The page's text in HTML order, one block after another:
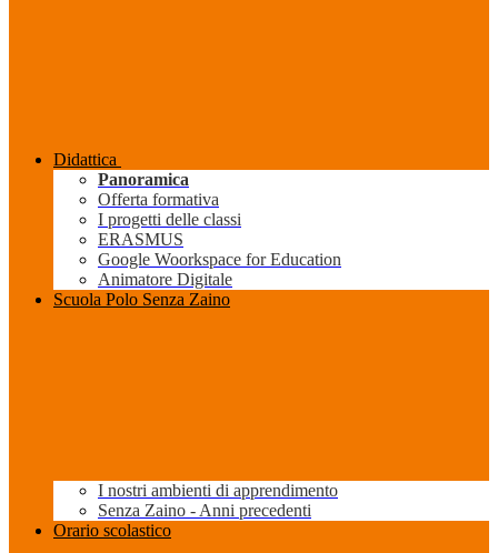
Didattica
Panoramica
Offerta formativa
I progetti delle classi
ERASMUS
Google Woorkspace for Education
Animatore Digitale
Scuola Polo Senza Zaino
I nostri ambienti di apprendimento
Senza Zaino - Anni precedenti
Orario scolastico